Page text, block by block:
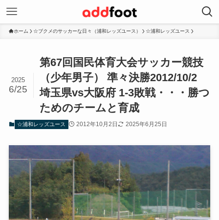
ホーム ☆ブクメのサッカーな日々（浦和レッズユース） ☆浦和レッズユース
第67回国民体育大会サッカー競技
（少年男子） 準々決勝2012/10/2
埼玉県vs大阪府 1-3敗戦・・・勝つ
ためのチームと育成
2025
6/25
☆浦和レッズユース 2012年10月2日 2025年6月25日